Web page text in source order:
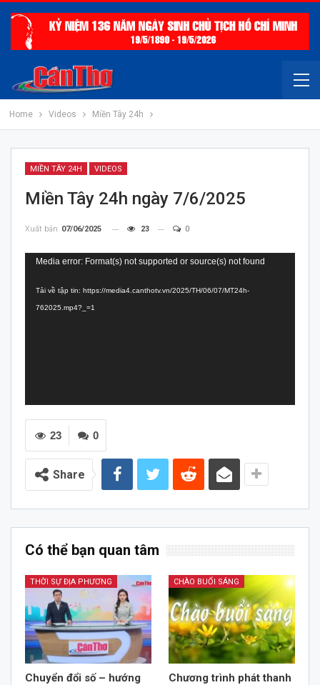
Home Videos Miền Tây 24h
MIỀN TÂY 24H VIDEOS
Miền Tây 24h ngày 7/6/2025
Xuất bản 07/06/2025 23 0
Trình
Video
Media error: Format(s) not supported or source(s) not found
Tải về tập tin: https://media4.canthotv.vn/2025/TH/06/07/MT24h-
762025.mp4?_=1
0
23
Share
Có thể bạn quan tâm
THỜI SỰ ĐỊA PHƯƠNG
Chuyển đổi số – hướng
CHÀO BUỔI SÁNG
Chương trình phát thanh